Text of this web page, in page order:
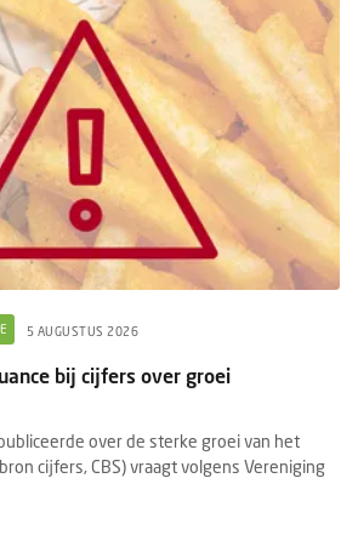
5 AUGUSTUS 2026
bij cijfers over groei
over de sterke groei van het
cijfers, CBS) vraagt volgens Vereniging